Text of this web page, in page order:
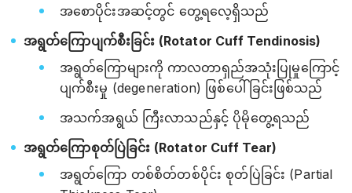
အစောပိုင်းအဆင့်တွင် တွေ့ရလေ့ရှိသည်
အရွတ်ကြောပျက်စီးခြင်း (Rotator Cuff Tendinosis)
အရွတ်ကြောများကို ကာလတာရှည်အသုံးပြုမှုကြောင့်
ပျက်စီးမှု (degeneration) ဖြစ်ပေါ်ခြင်းဖြစ်သည်
အသက်အရွယ် ကြီးလာသည်နှင့် ပိုမိုတွေ့ရသည်
အရွတ်ကြောစုတ်ပြဲခြင်း (Rotator Cuff Tear)
အရွတ်ကြော တစ်စိတ်တစ်ပိုင်း စုတ်ပြဲခြင်း (Partial